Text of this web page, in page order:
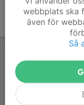
webbplats ska
även för
Så